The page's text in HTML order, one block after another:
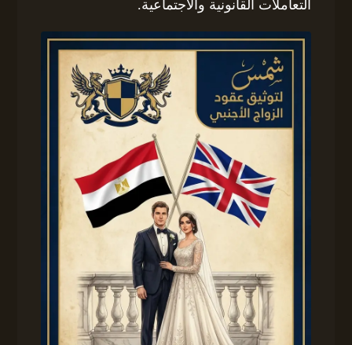
التعاملات القانونية والاجتماعية.